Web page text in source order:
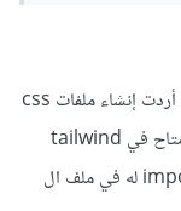
وبهذا يمكنك إستخدام tailwind مع React وإذا أردت إنشاء ملفات css
دون إستخدام tailwind لبعض التخصيص الغير متاح في tailwind
يمكنك إنشاء الملف بطريقة عاديه ومن ثم عمل import له في ملف ال